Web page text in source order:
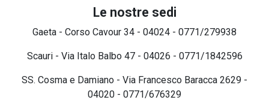
Le nostre sedi
Gaeta - Corso Cavour 34 - 04024 - 0771/279938
Scauri - Via Italo Balbo 47 - 04026 - 0771/1842596
SS. Cosma e Damiano - Via Francesco Baracca 2629 -
04020 - 0771/676329